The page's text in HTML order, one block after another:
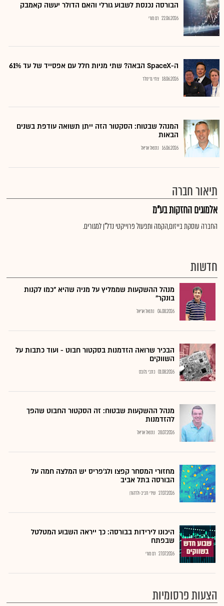
הבורסה נכנסת לשבוע גורלי והאם הדולר יעשה קאמבק
22.06.2026 רם מורי
ה-SpaceX הבאה? שתי מניות חלל עם אפסייד של עד 61%
18.06.2026 צחי גרינולד
המנהל שבטוח: הסקטור הזה ייתן תשואה עודפת בשנים
הבאות
16.06.2026 נתנאל אריאל
תיאור חברה
אלמוגים החזקות בע"מ
החברה עוסקת בייזום,הקמה ותפעול פרוייקטי נדל"ן למגורים.
חדשות
מנהל ההשקעות שממליץ על מניה שהיא "כמו לקנות
בונקר"
04.08.2026 נתנאל אריאל
הבכיר שרואה הזדמנות בסקטור חבוט - ועוד כתבות על
השווקים
01.08.2026 כתבי גלובס
מנהל ההשקעות שבטוח: זה הסקטור החבוט שהפך
להזדמנות
28.07.2026 נתנאל אריאל
מחזורי המסחר קפצו ולג'פריס יש המלצה חמה על
הבורסה בתל אביב
27.07.2026 שירי חביב-ולדהורן
היכונו לירידות בבורסה: כך ייראה השבוע המטלטל
שבפתח
27.07.2026 רם מורי
הצעות פרסומיות